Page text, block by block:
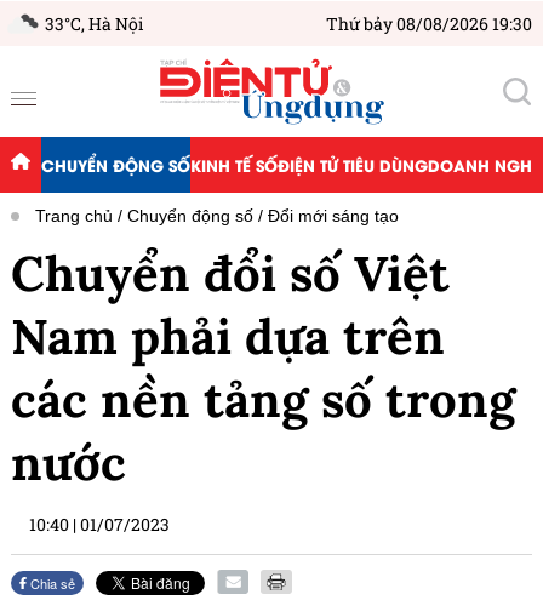
33°C,Hà Nội Thứ bảy 08/08/2026 19:30
CHUYỂN ĐỘNG SỐKINH TẾ SỐĐIỆN TỬ TIÊU DÙNGDOANH
Trang chủ Chuyển động số Đổi mới sáng tạo
Chuyển đổi số Việt
Nam phải dựa trên
các nền tảng số trong
nước
10:40 |01/07/2023
Chia sẻ